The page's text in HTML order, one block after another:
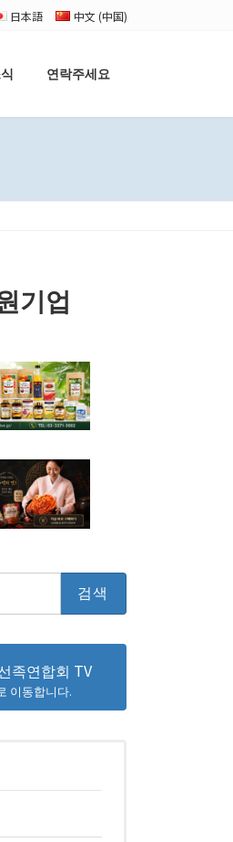
日本語 中文 (中国)
연락주세요
기업
족연합회 TV
이동합니다.